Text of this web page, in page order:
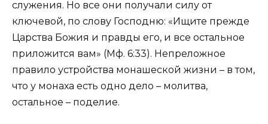
служения. Но все они получали силу от
ключевой, по слову Господню: «Ищите прежде
Царства Божия и правды его, и все остальное
приложится вам» (Мф. 6:33). Непреложное
правило устройства монашеской жизни – в том,
что у монаха есть одно дело – молитва,
остальное – поделие.